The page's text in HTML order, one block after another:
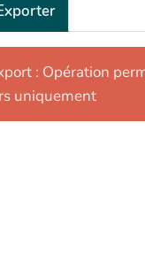
: Opération
uniquement